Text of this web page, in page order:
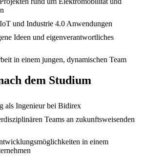
und Industrie 4.0 Anwendungen
Ideen und eigenverantwortliches
in einem jungen, dynamischen Team
dem Studium
als Ingenieur bei Bidirex
Teams an zukunftsweisenden
in einem